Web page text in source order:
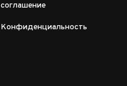
соглашение
Конфиденциальность